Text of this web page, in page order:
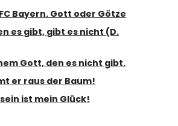
Bayern. Gott oder Götze
es gibt, gibt es nicht (D.
Gott, den es nicht gibt.
er raus der Baum!
ist mein Glück!